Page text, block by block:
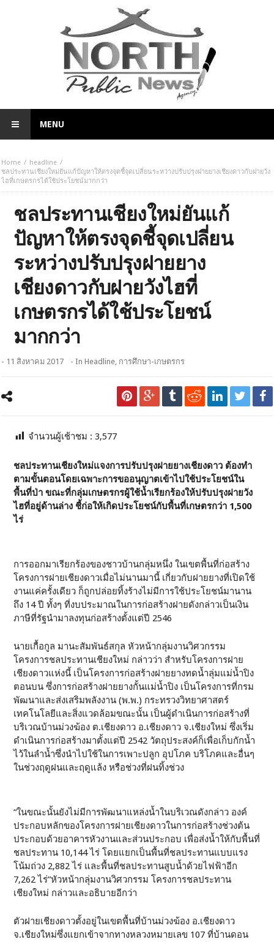
MENU
Home
headline
ชลประทานเชียงใหม่ยันแก้ปัญหาให้ตรงจุดชี้จุดเปลี่ยนระหว่างปรับปรุงฝายยางเชียงดาวกับฝายวัง
ไฮที่เกษตรกรได้ใช้ประโยชน์มากกว่า
ชลประทานเชียงใหม่ยันแก้
ปัญหาให้ตรงจุดชี้จุดเปลี่ยน
ระหว่างปรับปรุงฝายยาง
เชียงดาวกับฝายวังไฮที่
เกษตรกรได้ใช้ประโยชน์
มากกว่า
- 11 สิงหาคม 2017 - InHeadline, การศึกษา-เกษตรกร
จำนวนผู้เช้าชม :3,577
ชลประทานเชียงใหม่แจงการปรับปรุงฝายยางเชียงดาว ต้องทำ
ตามขั้นตอนโดยเฉพาะการขออนุญาตเข้าไปใช้ประโยชน์ใน
พื้นที่ป่า ขณะที่กลุ่มเกษตรกรผู้ใช้น้ำเรียกร้องให้ปรับปรุงฝายวัง
ไฮที่อยู่ด้านล่าง ชี้ก่อให้เกิดประโยชน์กับพื้นที่เกษตรกว่า 1,500
ไร่
การออกมาเรียกร้องของชาวบ้านกลุ่มหนึ่ง ในเขตพื้นที่ก่อสร้าง
โครงการฝายเชียงดาวเมื่อไม่นานมานี้ เกี่ยวกับฝายยางที่เปิดใช้
งานแค่ครั้งเดียว ก็ถูกปล่อยทิ้งร้างไม่มีการใช้ประโยชน์มานาน
ถึง 14 ปี ทั้งๆ ที่งบประมาณในการก่อสร้างฝายดังกล่าวเป็นเงิน
ภาษีที่รัฐนำมาลงทุนก่อสร้างตั้งแต่ปี 2546
นายเกื้อกูล มานะสัมพันธ์สกุล หัวหน้ากลุ่มงานวิศวกรรม
โครงการชลประทานเชียงใหม่ กล่าวว่า สำหรับโครงการฝาย
เชียงดาวแห่งนี้ เป็นโครงการก่อสร้างฝายยางทดน้ำลุ่มแม่น้ำปิง
ตอนบน ซึ่งการก่อสร้างฝายยางกั้นแม่น้ำปิง เป็นโครงการที่กรม
พัฒนาและส่งเสริมพลังงาน (พ.พ.) กระทรวงวิทยาศาสตร์
เทคโนโลยีและสิ่งแวดล้อมขณะนั้น เป็นผู้ดำเนินการก่อสร้างที่
บริเวณบ้านม่วงฆ้อง ต.เชียงดาว อ.เชียงดาว จ.เชียงใหม่ ซึ่งเริ่ม
ดำเนินการก่อสร้างมาตั้งแต่ปี 2542 วัตถุประสงค์ก็เพื่อเก็บกักน้ำ
ไว้ในลำน้ำซึ่งนำไปใช้ในการเพาะปลูก อุปโภค บริโภคและอื่นๆ
ในช่วงฤดูฝนและฤดูแล้ง หรือช่วงที่ฝนทิ้งช่วง
“ในขณะนั้นยังไม่มีการพัฒนาแหล่งน้ำในบริเวณดังกล่าว องค์
ประกอบหลักของโครงการฝายเชียงดาวในการก่อสร้างช่วงต้น
ประกอบด้วยอาคารหัวงานและส่วนประกอบ เพื่อส่งน้ำให้กับพื้นที่
ชลประทาน 10,144 ไร่ โดยแยกเป็นพื้นที่ชลประทานแบบแรง
โน้มถ่วง 2,882 ไร่ และพื้นที่ชลประทานสูบน้ำด้วยไฟฟ้าอีก
7,262 ไร่”หัวหน้ากลุ่มงานวิศวกรรม โครงการชลประทาน
เชียงใหม่ กล่าวและอธิบายอีกว่า
ตัวฝายเชียงดาวตั้งอยู่ในเขตพื้นที่บ้านม่วงฆ้อง อ.เชียงดาว
จ.เชียงใหม่ซึ่งแยกเข้าจากทางหลวงหมายเลข 107 ที่บ้านดอน